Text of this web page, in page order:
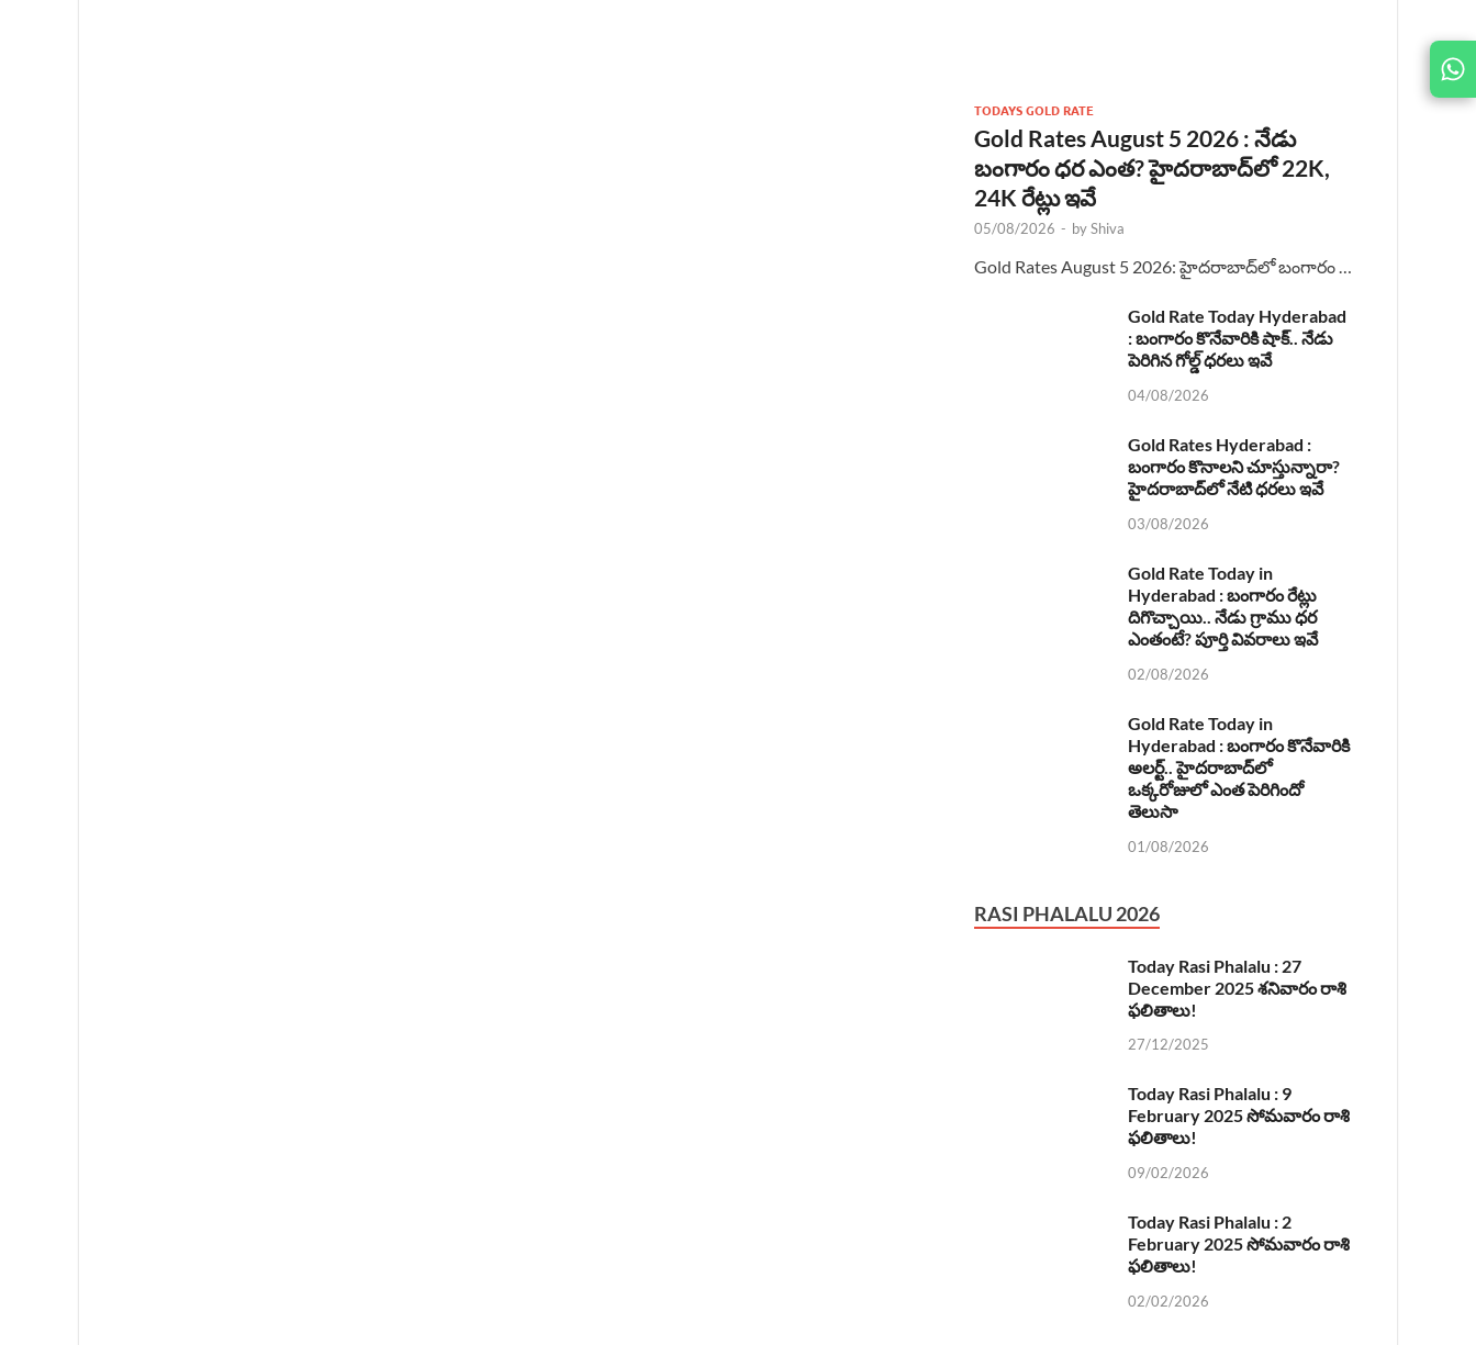
JOIN
US ON
TODAYS GOLD RATE
Gold Rates August 5 2026 : నేడు
బంగారం ధర ఎంత? హైదరాబాద్‌లో 22K,
24K రేట్లు ఇవే
05/08/2026 - byShiva
Gold Rates August 5 2026: హైదరాబాద్‌లో బంగారం …
Gold Rate Today Hyderabad
: బంగారం కొనేవారికి షాక్.. నేడు
పెరిగిన గోల్డ్ ధరలు ఇవే
04/08/2026
Gold Rates Hyderabad :
బంగారం కొనాలని చూస్తున్నారా?
హైదరాబాద్‌లో నేటి ధరలు ఇవే
03/08/2026
Gold Rate Today in
Hyderabad : బంగారం రేట్లు
దిగొచ్చాయి.. నేడు గ్రాము ధర
ఎంతంటే? పూర్తి వివరాలు ఇవే
02/08/2026
Gold Rate Today in
Hyderabad : బంగారం కొనేవారికి
అలర్ట్.. హైదరాబాద్‌లో
ఒక్కరోజులో ఎంత పెరిగిందో
తెలుసా
01/08/2026
RASI PHALALU 2026
Today Rasi Phalalu : 27
December 2025 శనివారం రాశి
ఫలితాలు!
27/12/2025
Today Rasi Phalalu : 9
February 2025 సోమవారం రాశి
ఫలితాలు!
09/02/2026
Today Rasi Phalalu : 2
February 2025 సోమవారం రాశి
ఫలితాలు!
02/02/2026